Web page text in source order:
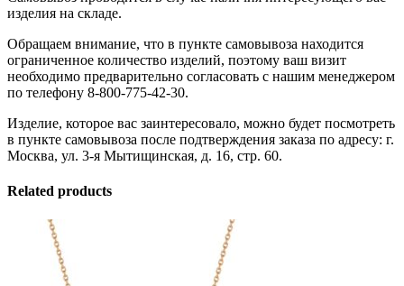
изделия на складе.
Обращаем внимание, что в пункте самовывоза находится
ограниченное количество изделий, поэтому ваш визит
необходимо предварительно согласовать с нашим менеджером
по телефону 8-800-775-42-30.
Изделие, которое вас заинтересовало, можно будет посмотреть
в пункте самовывоза после подтверждения заказа по адресу: г.
Москва, ул. 3-я Мытищинская, д. 16, стр. 60.
Related products